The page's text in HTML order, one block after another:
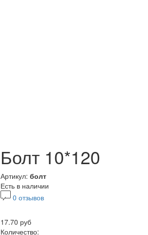
Болт 10*120
Артикул: болт
Есть в наличии
0 отзывов
17.70 руб
Количество: